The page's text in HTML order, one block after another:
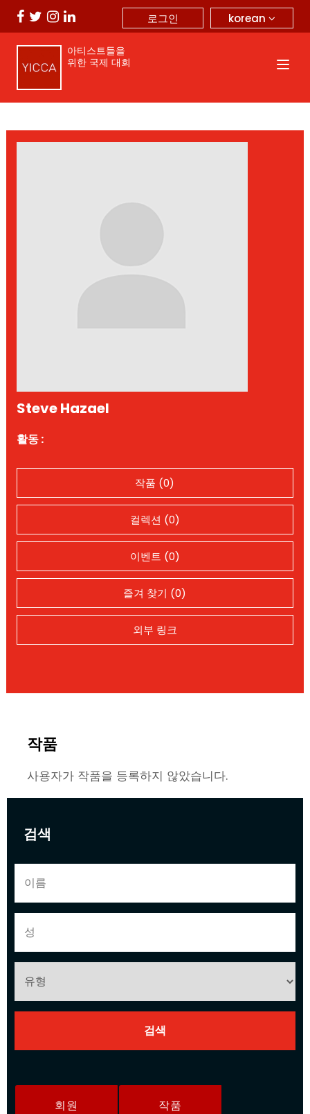
korean
로그인
아티스트들을
위한 국제 대회
검색
회원 작품
Steve Hazael
활동 :
작품 (0)
컬렉션 (0)
이벤트 (0)
즐겨 찾기 (0)
외부 링크
작품
사용자가 작품을 등록하지 않았습니다.